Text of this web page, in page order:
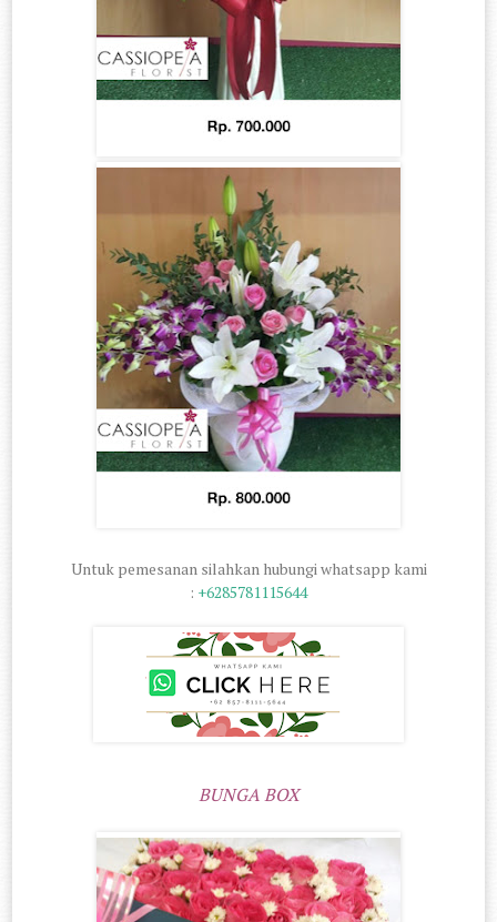
Untuk pemesanan silahkan hubungi whatsapp kami
: +6285781115644
BUNGA BOX